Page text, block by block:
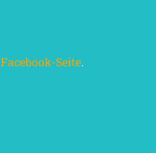
Facebook-Seite.